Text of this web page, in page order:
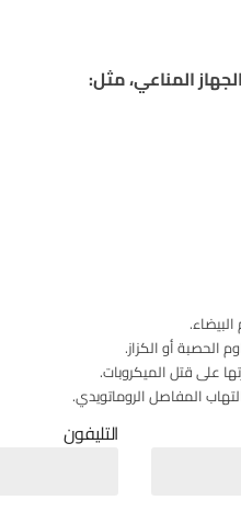
المناعي، مثل:
الحصبة أو الكزاز.
على قتل الميكروبات.
المفاصل الروماتويدي.
التليفون